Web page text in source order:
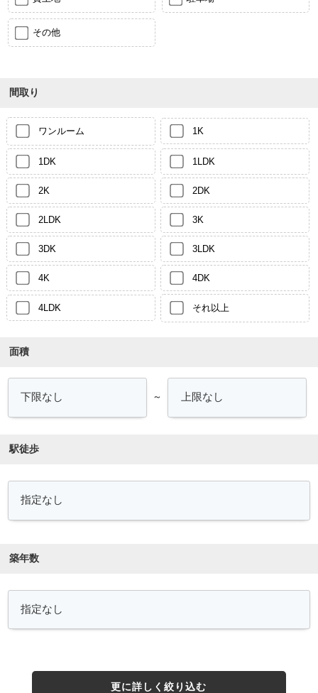
その他
間取り
ワンルーム 1K
1DK 1LDK
2K 2DK
2LDK 3K
3DK 3LDK
4K 4DK
4LDK それ以上
面積
～
駅徒歩
築年数
更に詳しく絞り込む